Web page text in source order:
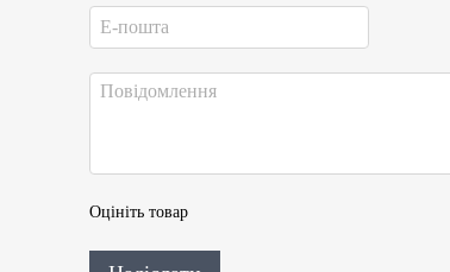
Оцініть товар